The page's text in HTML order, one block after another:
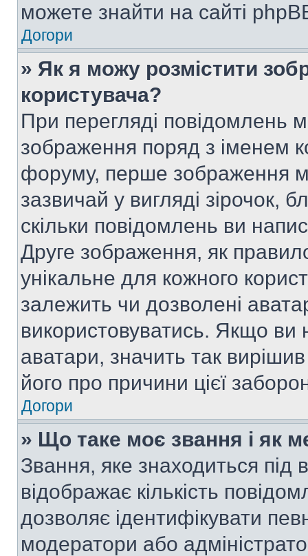
можете знайти на сайті
Догори
» Як я можу розмістити
користувача?
При перегляді повідомлень
зображення поряд з іменем
форуму, перше зображення
зазвичай у вигляді зірочок,
скільки повідомлень ви
Друге зображення, як
унікальне для кожного
залежить чи дозволені
використовуватись. Якщо ви
аватари, значить так
його про причини цієї
Догори
» Що таке моє звання і як
Звання, яке знаходиться
відображає кількість
дозволяє ідентифікувати
модератори або